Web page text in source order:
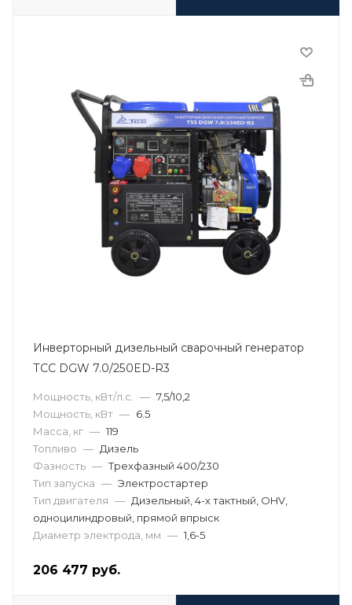
Инверторный дизельный сварочный генератор
ТСС DGW 7.0/250ED-R3
Мощность, кВт/л.с. — 7,5/10,2
Мощность, кВт — 6.5
Масса, кг — 119
Топливо — Дизель
Фазность — Трехфазный 400/230
Тип запуска — Электростартер
Тип двигателя — Дизельный, 4-х тактный, OHV,
одноцилиндровый, прямой впрыск
Диаметр электрода, мм — 1,6-5
206 477 руб.